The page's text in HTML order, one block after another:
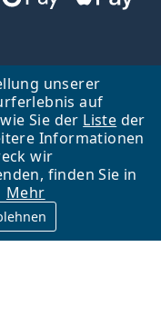
unserer
auf
Sie der Liste der
Informationen
wir
finden Sie in
Mehr
Nach oben
Betreiber des Online-
sind wir für Sie da.